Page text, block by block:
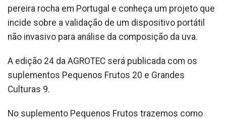
pereira rocha em Portugal e conheça um projeto que
incide sobre a validação de um dispositivo portátil
não invasivo para análise da composição da uva.
A edição 24 da AGROTEC será publicada com os
suplementos Pequenos Frutos 20 e Grandes
Culturas 9.
No suplemento Pequenos Frutos trazemos como